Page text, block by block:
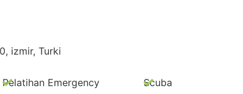
izmir, Turki
Pelatihan Emergency Scuba